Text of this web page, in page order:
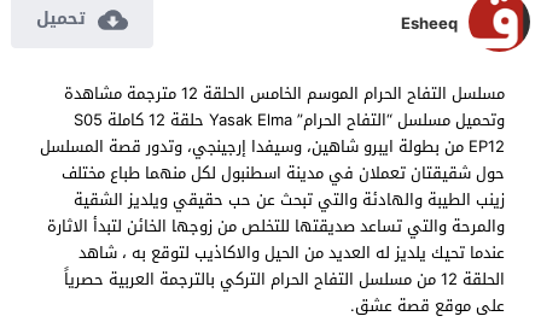
Esheeq تحميل
مسلسل التفاح الحرام الموسم الخامس الحلقة 12 مترجمة مشاهدة
وتحميل مسلسل “التفاح الحرام” Yasak Elma حلقة 12 كاملة S05
EP12 من بطولة ايبرو شاهين، وسيفدا إرجينجي، وتدور قصة المسلسل
حول شقيقتان تعملان في مدينة اسطنبول لكل منهما طباع مختلف
زينب الطيبة والهادئة والتي تبحث عن حب حقيقي ويلديز الشقية
والمرحة والتي تساعد صديقتها للتخلص من زوجها الخائن لتبدأ الاثارة
عندما تحيك يلديز له العديد من الحيل والاكاذيب لتوقع به ، شاهد
الحلقة 12 من مسلسل التفاح الحرام التركي بالترجمة العربية حصرياً
على موقع قصة عشق.